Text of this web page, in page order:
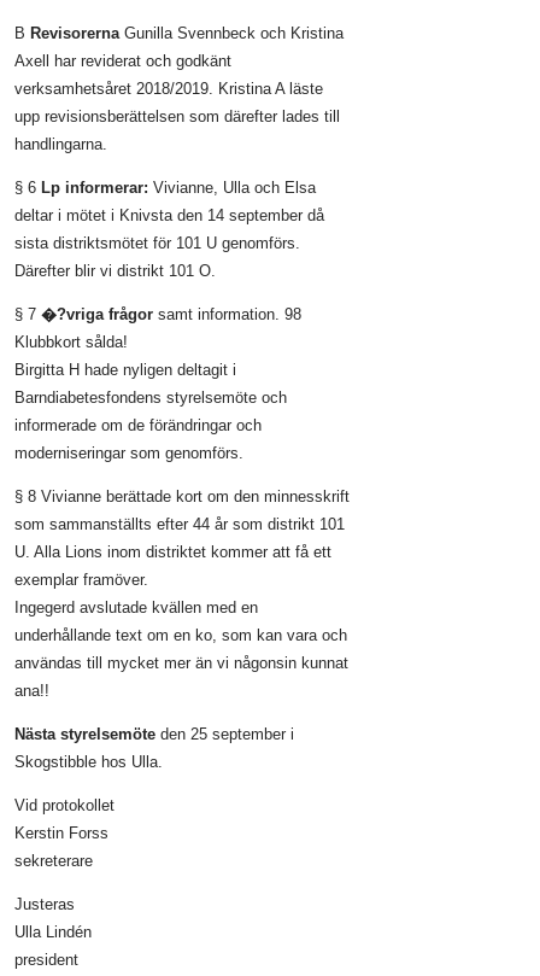
BRevisorerna Gunilla Svennbeck och Kristina
Axell har reviderat och godkänt
verksamhetsåret 2018/2019. Kristina A läste
upp revisionsberättelsen som därefter lades till
handlingarna.
§ 6Lp informerar:Vivianne, Ulla och Elsa
deltar i mötet i Knivsta den 14 september då
sista distriktsmötet för 101 U genomförs.
Därefter blir vi distrikt 101 O.
§ 7�?vriga frågor samt information. 98
Klubbkort sålda!
Birgitta H hade nyligen deltagit i
Barndiabetesfondens styrelsemöte och
informerade om de förändringar och
moderniseringar som genomförs.
§ 8 Vivianne berättade kort om den minnesskrift
som sammanställts efter 44 år som distrikt 101
U. Alla Lions inom distriktet kommer att få ett
exemplar framöver.
Ingegerd avslutade kvällen med en
underhållande text om en ko, som kan vara och
användas till mycket mer än vi någonsin kunnat
ana!!
Nästa styrelsemöte den 25 september i
Skogstibble hos Ulla.
Vid protokollet
Kerstin Forss
sekreterare
Justeras
Ulla Lindén
president